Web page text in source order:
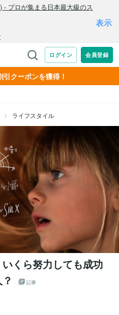
クーポンを獲得！
ライフスタイル
いくら努力しても成功
記事